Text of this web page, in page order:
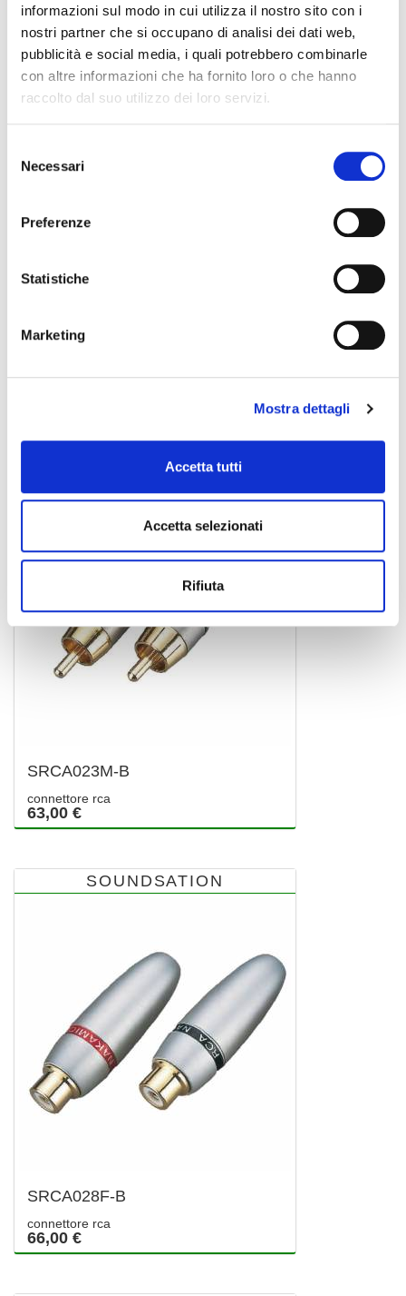
informazioni sul modo in cui utilizza il nostro sito con i
nostri partner che si occupano di analisi dei dati web,
pubblicità e social media, i quali potrebbero combinarle
con altre informazioni che ha fornito loro o che hanno
raccolto dal suo utilizzo dei loro servizi.
delNecessari
Preferenze
Statistiche
Marketing
Mostra dettagli
Accetta tutti
Accetta selezionati
Rifiuta
SOUNDSATION
SRCA029F-B
connettore rca
SRCA023M-B
connettore rca
63,00 €
SOUNDSATION
SRCA028F-B
connettore rca
66,00 €